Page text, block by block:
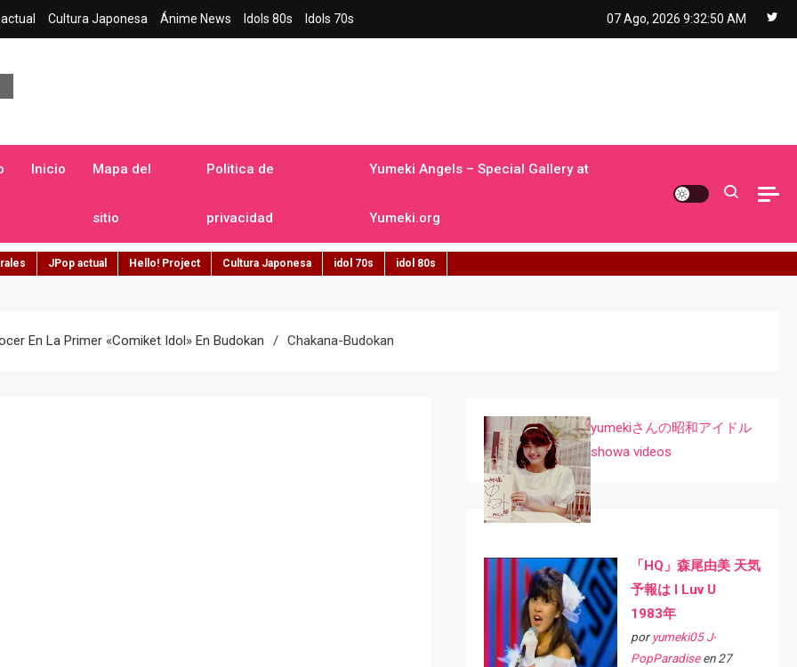
Cultura Japonesa Ánime News Idols 80s Idols 70s 07 Ago, 2026 9:32:51 AM
Inicio Mapa del
sitio
Politica de
privacidad
Yumeki Angels – Special Gallery at
Yumeki.org
JPop actual Hello! Project Cultura Japonesa idol 70s idol 80s
En La Primer «comiket Idol» En Budokan Chakana-Budokan
yumekiさんの昭和アイドル
showa videos
「HQ」森尾由美 天気
予報は I Luv U
1983年
por yumeki05 J-
PopParadiseen 27